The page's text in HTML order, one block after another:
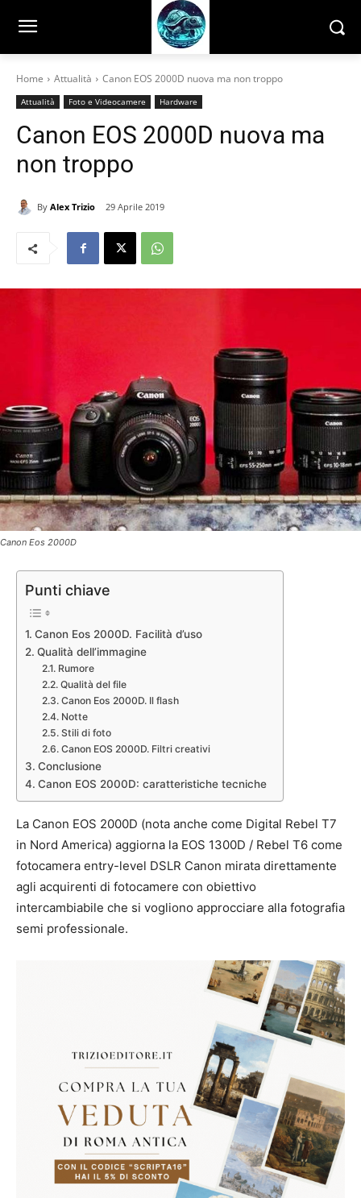
Home Attualità Canon EOS 2000D nuova ma non troppo
Attualità Foto e Videocamere Hardware
Canon EOS 2000D nuova ma
non troppo
By Alex Trizio 29 Aprile 2019
Canon Eos 2000D
Punti chiave
Canon Eos 2000D. Facilità d’uso
Qualità dell’immagine
Rumore
Qualità del file
Canon Eos 2000D. Il flash
Notte
Stili di foto
Canon EOS 2000D. Filtri creativi
Conclusione
Canon EOS 2000D: caratteristiche tecniche
La Canon EOS 2000D (nota anche come Digital Rebel T7
in Nord America) aggiorna la EOS 1300D / Rebel T6 come
fotocamera entry-level DSLR Canon mirata direttamente
agli acquirenti di fotocamere con obiettivo
intercambiabile che si vogliono approcciare alla fotografia
semi professionale.